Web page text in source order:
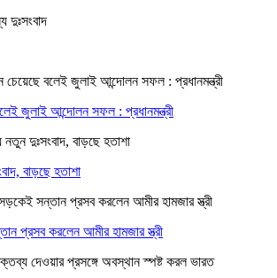
জুলাই আন্দোলন সফল : প্রধানমন্ত্রী
বাড়ছে হতাশা
প্রসব করলেন আমীর হামজার স্ত্রী